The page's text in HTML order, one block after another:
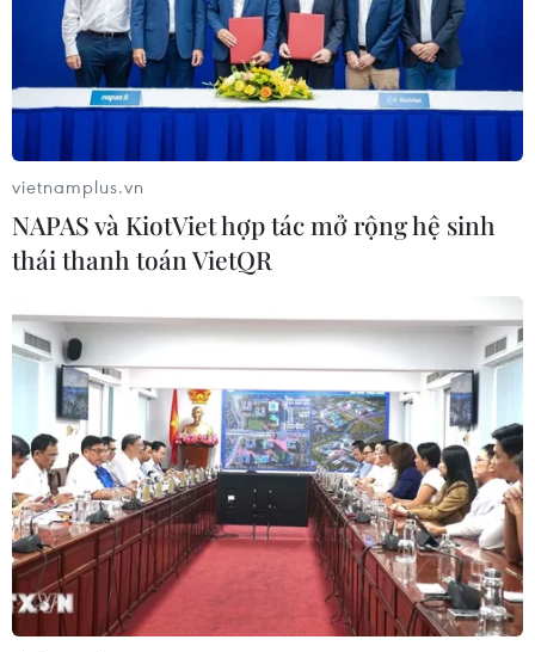
vietnamplus.vn
NAPAS và KiotViet hợp tác mở rộng hệ sinh
thái thanh toán VietQR